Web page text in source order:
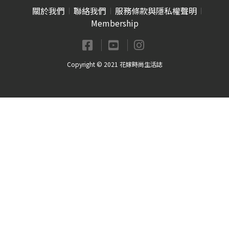
關於我們 聯絡我們
服務條款與隱私權聲明
Membership
Copyright © 2021 花嫁時尚生活誌